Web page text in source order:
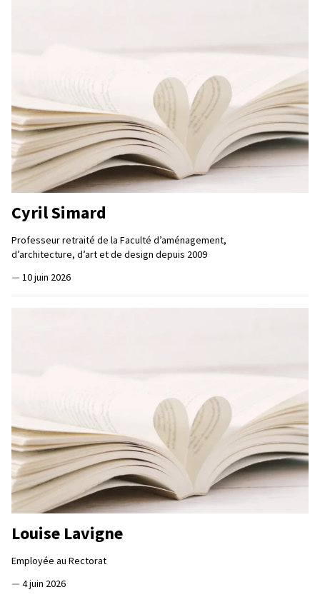
Cyril Simard
Professeur retraité de la Faculté d’aménagement,
d’architecture, d’art et de design depuis 2009
— 10 juin 2026
Louise Lavigne
Employée au Rectorat
— 4 juin 2026